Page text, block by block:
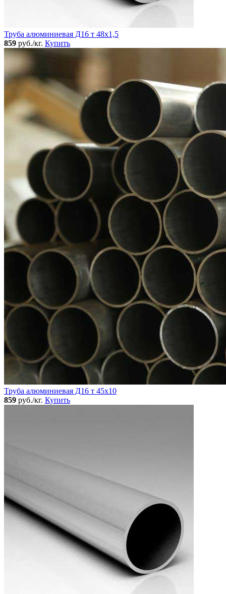
Труба алюминиевая Д16 т 48х1,5
859 руб./кг. Купить
Труба алюминиевая Д16 т 45х10
859 руб./кг. Купить